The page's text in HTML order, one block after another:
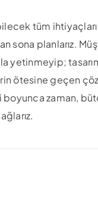
tüm
sona planlarız.
yetinmeyip;
ötesine geçen
zaman,